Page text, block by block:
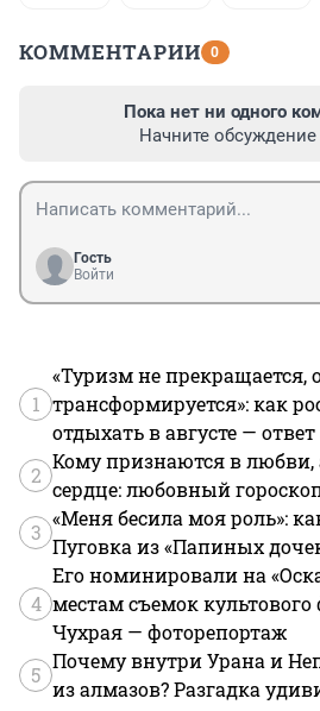
КОММЕНТАРИИ 0
Пока нет ни одного
Начните
Гость
Войти
1
«Туризм не прекращается,
трансформируется»: как
отдыхать в августе —
2
Кому признаются в любви,
сердце: любовный
3
«Меня бесила моя роль»:
Пуговка из «Папиных
4
Его номинировали на
местам съемок
Чухрая — фоторепортаж
5
Почему внутри Урана и
из алмазов? Разгадка